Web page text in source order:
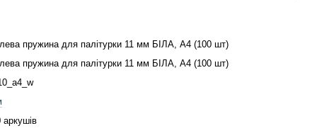
пружина для палітурки 11 мм БІЛА, А4 (100 шт)
пружина для палітурки 11 мм БІЛА, А4 (100 шт)
аркушів